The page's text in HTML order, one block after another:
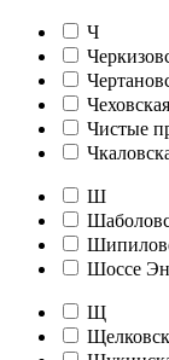
Ч
Чеховская
Чистые
Ш
Шоссе
Щ